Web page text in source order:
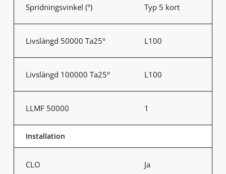
Spridningsvinkel (°) Typ 5 kort
Livslängd 50000 Ta25° L100
Livslängd 100000 Ta25° L100
LLMF 50000 1
Installation
CLO Ja